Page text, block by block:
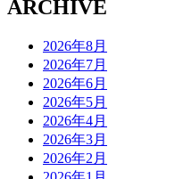
ARCHIVE
2026年8月
2026年7月
2026年6月
2026年5月
2026年4月
2026年3月
2026年2月